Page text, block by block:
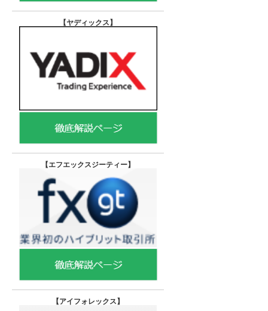
【ヤディックス 】
【エフエックスジーティー】
【アイフォレックス】